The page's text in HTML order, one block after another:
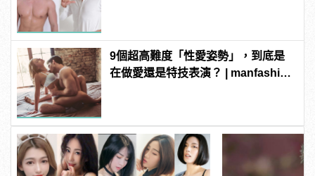
9個超高難度「性愛姿勢」，到底是
在做愛還是特技表演？ | manfashion